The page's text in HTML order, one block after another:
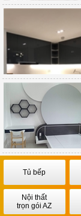
Tủ bếp
Nội thất
trọn gói AZ